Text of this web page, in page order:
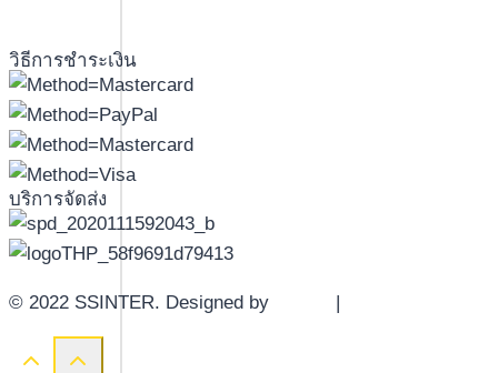
วิธีการชำระเงิน
บริการจัดส่ง
© 2022 SSINTER. Designed by |